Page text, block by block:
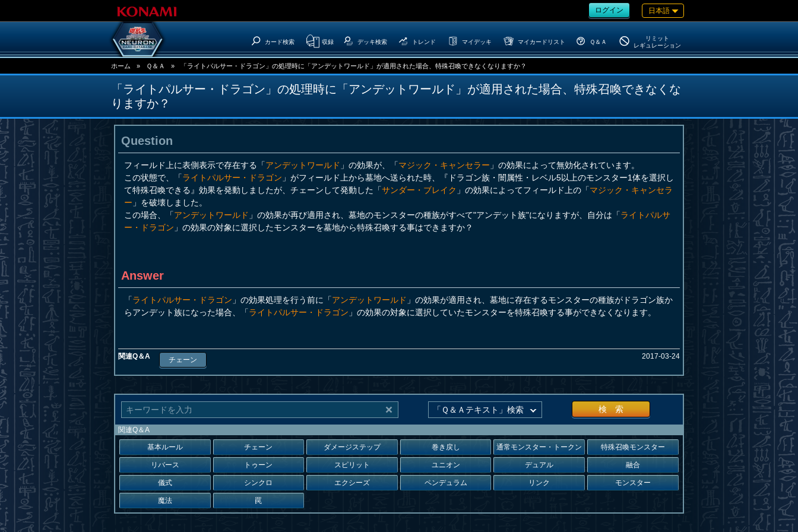
ログイン 日本語
カード検索 収録 デッキ検索 トレンド マイデッキ マイカードリスト Ｑ＆Ａ
リミット
レギュレーション
ホーム » Ｑ＆Ａ » 「ライトパルサー・ドラゴン」の処理時に「アンデットワールド」が適用された場合、特殊召喚できなくなりますか？
「ライトパルサー・ドラゴン」の処理時に「アンデットワールド」が適用された場合、特殊召喚できなくな
りますか？
Question
フィールド上に表側表示で存在する「アンデットワールド 」の効果が、「マジック・キャンセラー 」の効果によって無効化されています。
この状態で、「ライトパルサー・ドラゴン 」がフィールド上から墓地へ送られた時、『ドラゴン族・闇属性・レベル5以上のモンスター1体を選択し
て特殊召喚できる』効果を発動しましたが、チェーンして発動した「サンダー・ブレイク 」の効果によってフィールド上の「マジック・キャンセラ
ー 」を破壊しました。
この場合、「アンデットワールド 」の効果が再び適用され、墓地のモンスターの種族がすべて"アンデット族"になりますが、自分は「ライトパルサ
ー・ドラゴン 」の効果の対象に選択したモンスターを墓地から特殊召喚する事はできますか？
Answer
「ライトパルサー・ドラゴン 」の効果処理を行う前に「アンデットワールド 」の効果が適用され、墓地に存在するモンスターの種族がドラゴン族か
らアンデット族になった場合、「ライトパルサー・ドラゴン 」の効果の対象に選択していたモンスターを特殊召喚する事ができなくなります。
関連Q＆A チェーン 2017-03-24
検 索
関連Q＆A
基本ルール チェーン ダメージステップ 巻き戻し 通常モンスター・トークン 特殊召喚モンスター
リバース トゥーン スピリット ユニオン デュアル 融合
儀式 シンクロ エクシーズ ペンデュラム リンク モンスター
魔法 罠